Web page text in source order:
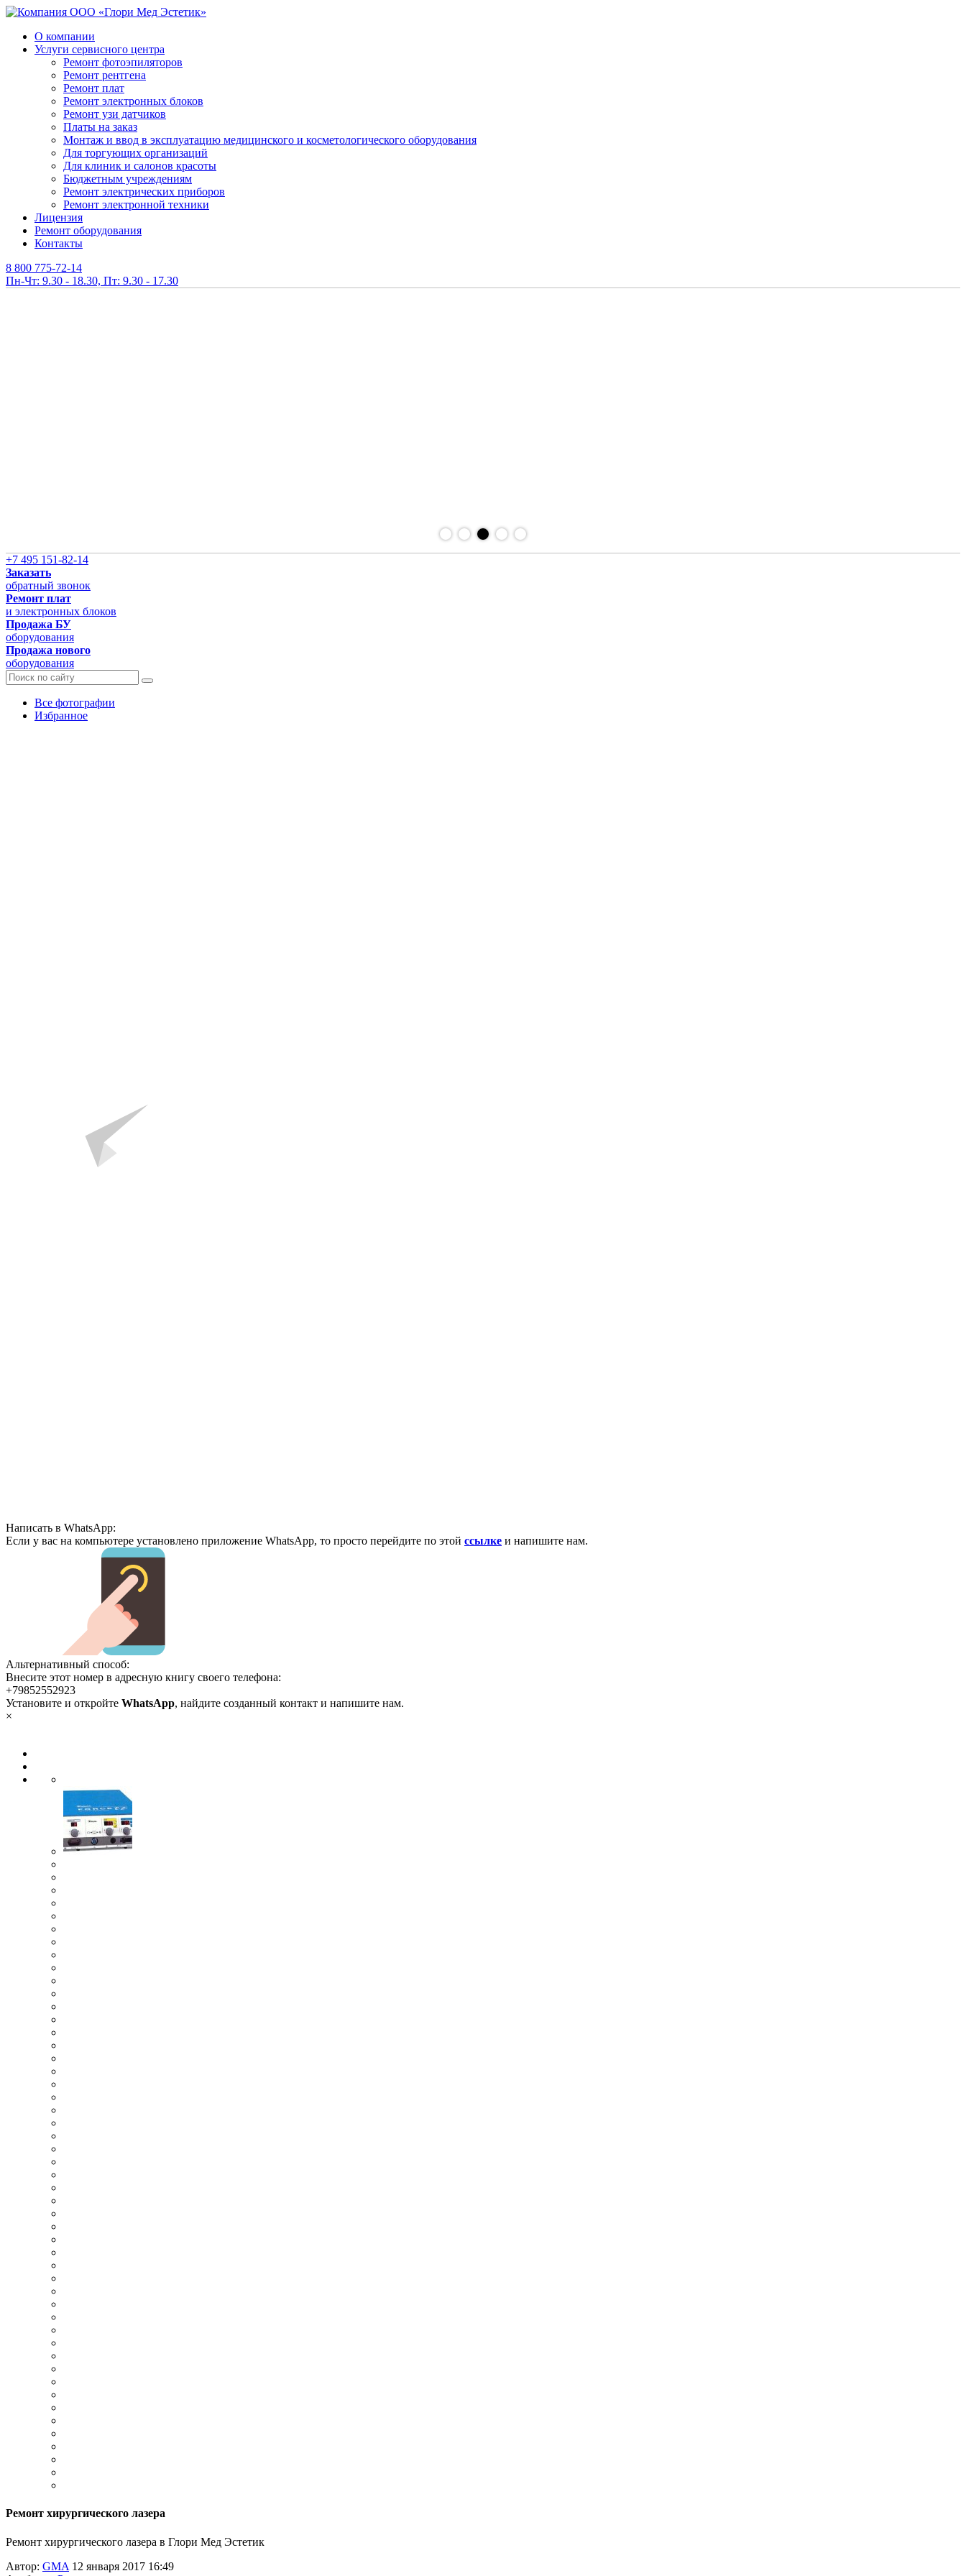
О компании
Услуги сервисного центра
Ремонт фотоэпиляторов
Ремонт рентгена
Ремонт плат
Ремонт электронных блоков
Ремонт узи датчиков
Платы на заказ
Монтаж и ввод в эксплуатацию медицинского и косметологического оборудования
Для торгующих организаций
Для клиник и салонов красоты
Бюджетным учреждениям
Ремонт электрических приборов
Ремонт электронной техники
Лицензия
Ремонт оборудования
Контакты
8 800 775-72-14
Пн-Чт: 9.30 - 18.30, Пт: 9.30 - 17.30
+7 495 151-82-14
Заказать
обратный звонок
Ремонт плат
и электронных блоков
Продажа БУ
оборудования
Продажа нового
оборудования
Все фотографии
Избранное
Написать в WhatsApp:
Если у вас на компьютере установлено приложение WhatsApp, то просто перейдите по этой ссылке и напишите нам.
Альтернативный способ:
Внесите этот номер в адресную книгу своего телефона:
+79852552923
Установите и откройте WhatsApp, найдите созданный контакт и напишите нам.
×
Ремонт хирургического лазера
Ремонт хирургического лазера в Глори Мед Эстетик
Автор: GMA 12 января 2017 16:49